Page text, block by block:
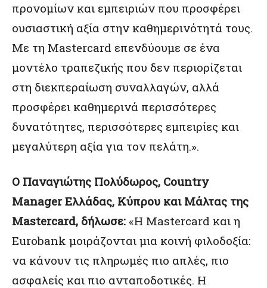
προνομίων και εμπειριών που προσφέρει
ουσιαστική αξία στην καθημερινότητά τους.
Με τη Mastercard επενδύουμε σε ένα
μοντέλο τραπεζικής που δεν περιορίζεται
στη διεκπεραίωση συναλλαγών, αλλά
προσφέρει καθημερινά περισσότερες
δυνατότητες, περισσότερες εμπειρίες και
μεγαλύτερη αξία για τον πελάτη.».
Ο Παναγιώτης Πολύδωρος, Country
Manager Ελλάδας, Κύπρου και Μάλτας της
Mastercard, δήλωσε: «Η Mastercard και η
Eurobank μοιράζονται μια κοινή φιλοδοξία:
να κάνουν τις πληρωμές πιο απλές, πιο
ασφαλείς και πιο ανταποδοτικές. Η